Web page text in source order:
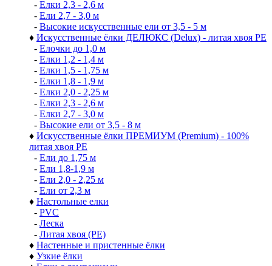
- Елки 2,3 - 2,6 м
- Ели 2,7 - 3,0 м
- Высокие искусственные ели от 3,5 - 5 м
♦ Искусственные ёлки ДЕЛЮКС (Delux) - литая хвоя РЕ
- Елочки до 1,0 м
- Елки 1,2 - 1,4 м
- Елки 1,5 - 1,75 м
- Елки 1,8 - 1,9 м
- Елки 2,0 - 2,25 м
- Елки 2,3 - 2,6 м
- Елки 2,7 - 3,0 м
- Высокие ели от 3,5 - 8 м
♦ Искусственные ёлки ПРЕМИУМ (Premium) - 100%
литая хвоя РЕ
- Ели до 1,75 м
- Ели 1,8-1,9 м
- Ели 2,0 - 2,25 м
- Ели от 2,3 м
♦ Настольные елки
- PVC
- Леска
- Литая хвоя (РЕ)
♦ Настенные и пристенные ёлки
♦ Узкие ёлки